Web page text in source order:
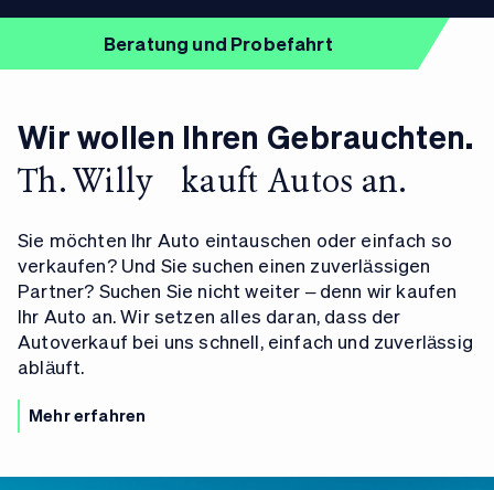
Beratung und Probefahrt
Wir wollen Ihren Gebrauchten.
Th. Willy kauft Autos an.
Sie möchten Ihr Auto eintauschen oder einfach so
verkaufen? Und Sie suchen einen zuverlässigen
Partner? Suchen Sie nicht weiter – denn wir kaufen
Ihr Auto an. Wir setzen alles daran, dass der
Autoverkauf bei uns schnell, einfach und zuverlässig
abläuft.
Mehr erfahren